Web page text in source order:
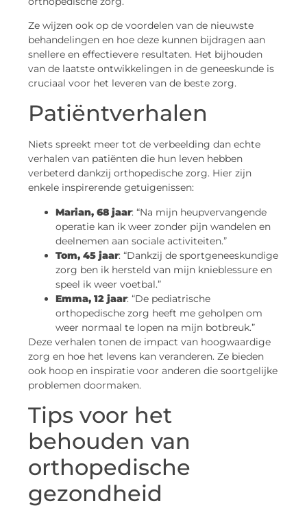
Ze wijzen ook op de voordelen van de nieuwste
behandelingen en hoe deze kunnen bijdragen aan
snellere en effectievere resultaten. Het bijhouden
van de laatste ontwikkelingen in de geneeskunde is
cruciaal voor het leveren van de beste zorg.
Patiëntverhalen
Niets spreekt meer tot de verbeelding dan echte
verhalen van patiënten die hun leven hebben
verbeterd dankzij orthopedische zorg. Hier zijn
enkele inspirerende getuigenissen:
Marian, 68 jaar: “Na mijn heupvervangende
operatie kan ik weer zonder pijn wandelen en
deelnemen aan sociale activiteiten.”
Tom, 45 jaar: “Dankzij de sportgeneeskundige
zorg ben ik hersteld van mijn knieblessure en
speel ik weer voetbal.”
Emma, 12 jaar: “De pediatrische
orthopedische zorg heeft me geholpen om
weer normaal te lopen na mijn botbreuk.”
Deze verhalen tonen de impact van hoogwaardige
zorg en hoe het levens kan veranderen. Ze bieden
ook hoop en inspiratie voor anderen die soortgelijke
problemen doormaken.
Tips voor het
behouden van
orthopedische
gezondheid